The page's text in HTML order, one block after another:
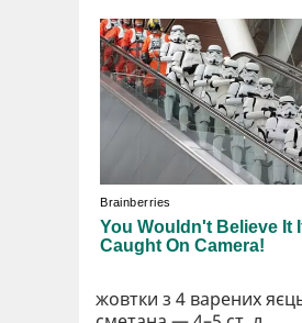
жовтки з 4 варених